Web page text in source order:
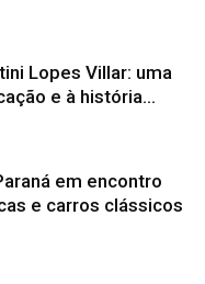
Lopes Villar: uma
e à história...
em encontro
e carros clássicos